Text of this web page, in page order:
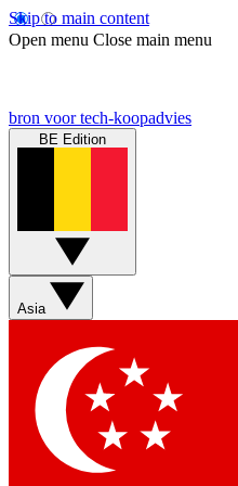
Skip to main content
Open menu Close main menu
bron voor tech-koopadvies
BE Edition
Asia